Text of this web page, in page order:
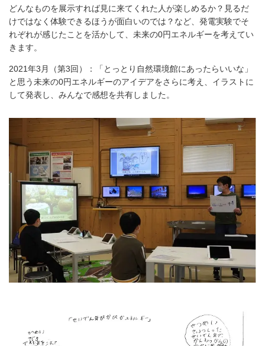
どんなものを展示すれば見に来てくれた人が楽しめるか？見るだ
けではなく体験できるほうが面白いのでは？など、発電実験でそ
れぞれが感じたことを活かして、未来の0円エネルギーを考えてい
きます。
2021年3月（第3回）：「とっとり自然環境館にあったらいいな」
と思う未来の0円エネルギーのアイデアをさらに考え、イラストに
して発表し、みんなで感想を共有しました。